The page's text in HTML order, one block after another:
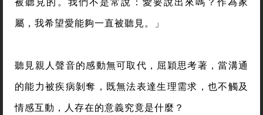
屬，我希望愛能夠一直被聽見。」
聽見親人聲音的感動無可取代，屈穎思考著，當溝通
的能力被疾病剝奪，既無法表達生理需求，也不觸及
情感互動，人存在的意義究竟是什麼？